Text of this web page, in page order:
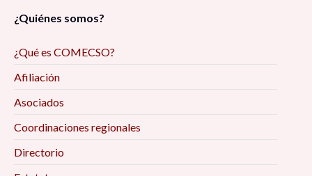
¿Quiénes somos?
¿Qué es COMECSO?
Afiliación
Asociados
Coordinaciones regionales
Directorio